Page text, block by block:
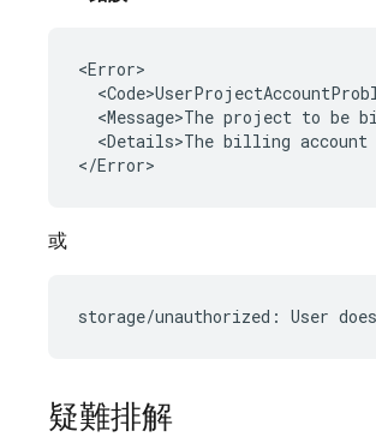
<Error>
<Message>The project to be
<Details>The billing
或
疑難排解